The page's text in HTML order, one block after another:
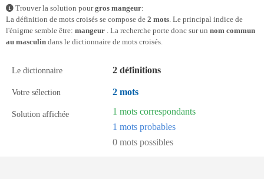
Trouver la solution pourgros mangeur:
La définition de mots croisés se compose de 2 mots. Le principal indice de
l'énigme semble être: mangeur . La recherche porte donc sur un nom commun
au masculin dans le dictionnaire de mots croisés.
Le dictionnaire 2 définitions
Votre sélection 2 mots
Solution affichée
1 mots correspondants
1 mots probables
0 mots possibles